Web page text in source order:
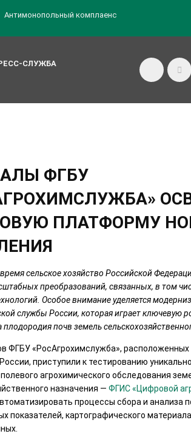
Антимонопольный комплаенс
СЛУЖБА
ФГБУ
ПЛАТФОРМУ
сельское хозяйство Российской
преобразований, связанных, в том
Особое внимание уделяется
службы России, которая играет ключевую
почв земель
ФГБУ «РосАгрохимслужба», расположенных
приступили к тестированию
агрохимического обследования
назначения — ФГИС «Цифровой
процессы сбора и анализа
показателей, картографического